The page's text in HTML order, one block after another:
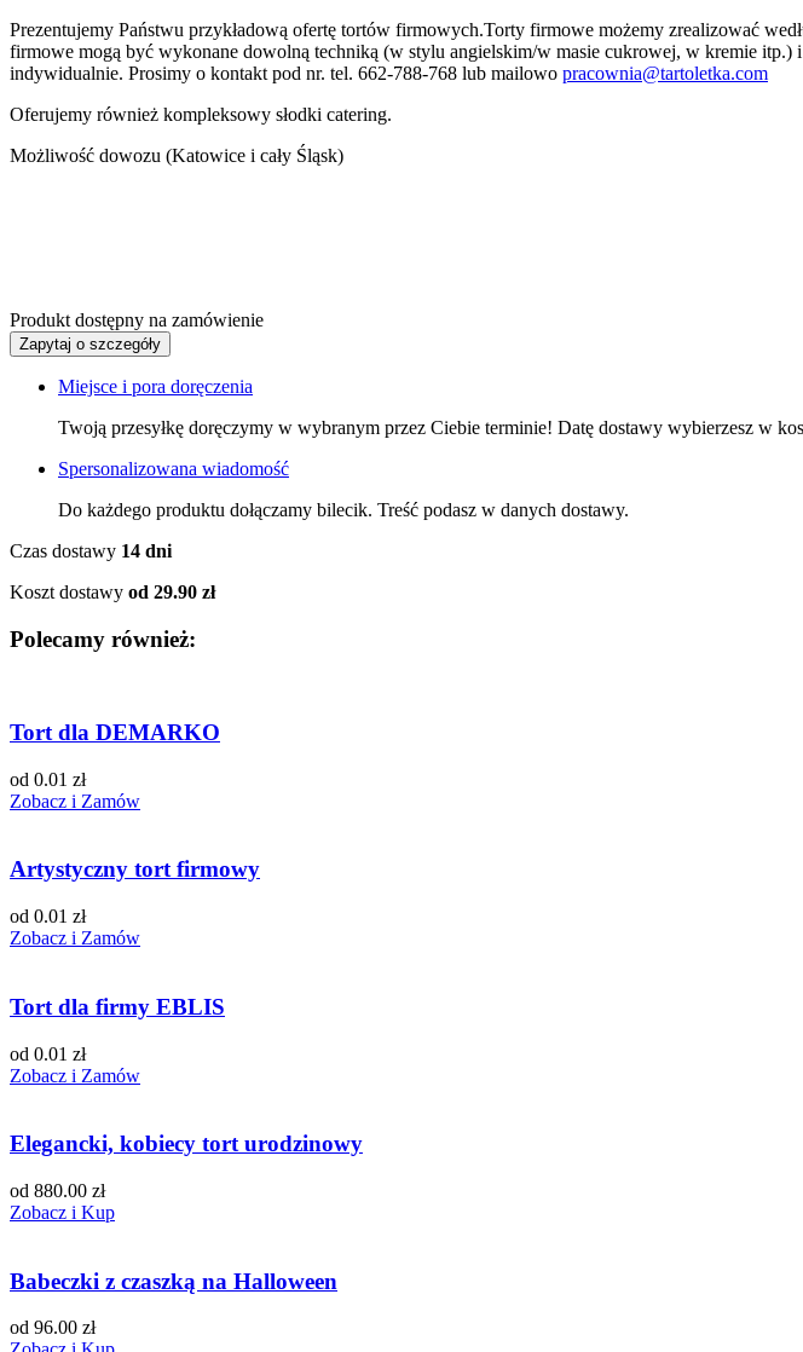
Prezentujemy Państwu przykładową ofertę tortów firmowych.Torty firmowe możemy zrealizować
firmowe mogą być wykonane dowolną techniką (w stylu angielskim/w masie cukrowej, w kremie
indywidualnie. Prosimy o kontakt pod nr. tel. 662-788-768 lub mailowo pracownia@tartoletka.com
Oferujemy również kompleksowy słodki catering.
Możliwość dowozu (Katowice i cały Śląsk)
Produkt dostępny na zamówienie
Zapytaj o szczegóły
Miejsce i pora doręczenia
Twoją przesyłkę doręczymy w wybranym przez Ciebie terminie! Datę dostawy wybierzesz w
Spersonalizowana wiadomość
Do każdego produktu dołączamy bilecik. Treść podasz w danych dostawy.
Czas dostawy 14 dni
Koszt dostawy od 29.90 zł
Polecamy również:
Tort dla DEMARKO
od 0.01 zł
Zobacz i Zamów
Artystyczny tort firmowy
od 0.01 zł
Zobacz i Zamów
Tort dla firmy EBLIS
od 0.01 zł
Zobacz i Zamów
Elegancki, kobiecy tort urodzinowy
od 880.00 zł
Zobacz i Kup
Babeczki z czaszką na Halloween
od 96.00 zł